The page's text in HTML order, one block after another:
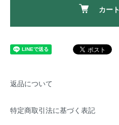
カー
返品について
特定商取引法に基づく表記